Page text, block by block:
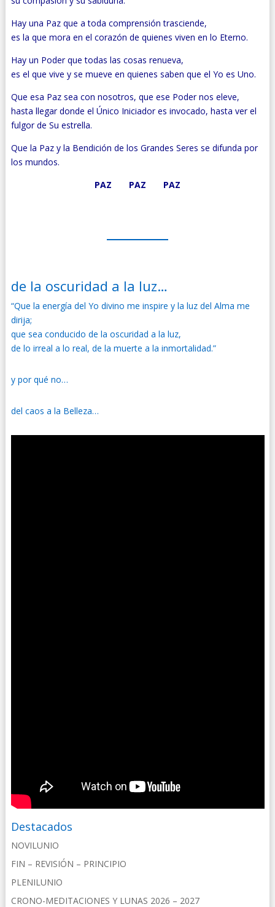
Hay una Paz que a toda comprensión trasciende,
es la que mora en el corazón de quienes viven en lo Eterno.
Hay un Poder que todas las cosas renueva,
es el que vive y se mueve en quienes saben que el Yo es Uno.
Que esa Paz sea con nosotros, que ese Poder nos eleve,
hasta llegar donde el Único Iniciador es invocado, hasta ver el
fulgor de Su estrella.
Que la Paz y la Bendición de los Grandes Seres se difunda por
los mundos.
PAZ PAZ PAZ
de la oscuridad a la luz…
“Que la energía del Yo divino me inspire y la luz del Alma me
dirija;
que sea conducido de la oscuridad a la luz,
de lo irreal a lo real, de la muerte a la inmortalidad.”
y por qué no…
del caos a la Belleza…
Destacados
NOVILUNIO
FIN – REVISIÓN – PRINCIPIO
PLENILUNIO
CRONO-MEDITACIONES Y LUNAS 2026 – 2027